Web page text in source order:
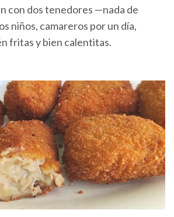
con dos tenedores —nada de
niños, camareros por un día,
fritas y bien calentitas.